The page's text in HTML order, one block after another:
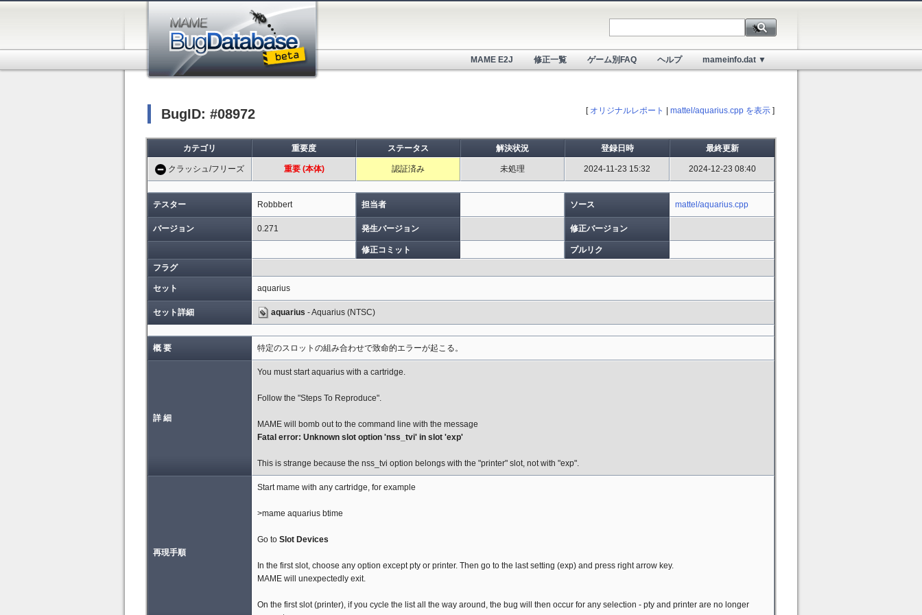
MAME E2J 修正一覧 ゲーム別FAQ ヘルプ mameinfo.dat ▼
[ オリジナルレポート mattel/aquarius.cpp を表示 ]
BugID: #08972
カテゴリ 重要度 ステータス 解決状況 登録日時 最終更新
クラッシュ/フリーズ 重要 (本体) 認証済み 未処理 2024-11-23 15:32 2024-12-23 08:40
テスター Robbbert 担当者 ソース mattel/aquarius.cpp
バージョン 0.271 発生バージョン 修正バージョン
修正コミット
プルリク
フラグ
セット aquarius
セット詳細 aquarius - Aquarius (NTSC)
概 要 特定のスロットの組み合わせで致命的エラーが起こる。
詳 細
You must start aquarius with a cartridge.
Follow the "Steps To Reproduce".
MAME will bomb out to the command line with the message
Fatal error: Unknown slot option 'nss_tvi' in slot 'exp'
This is strange because the nss_tvi option belongs with the "printer" slot, not with "exp".
再現手順
Start mame with any cartridge, for example
>mame aquarius btime
Go to Slot Devices
In the first slot, choose any option except pty or printer. Then go to the last setting (exp) and press right arrow key.
MAME will unexpectedly exit.
On the first slot (printer), if you cycle the list all the way around, the bug will then occur for any selection - pty and printer are no longer